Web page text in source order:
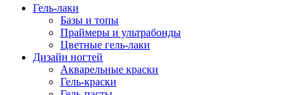
Гель-лаки
Базы и топы
Праймеры и ультрабонды
Цветные гель-лаки
Дизайн ногтей
Акварельные краски
Гель-краски